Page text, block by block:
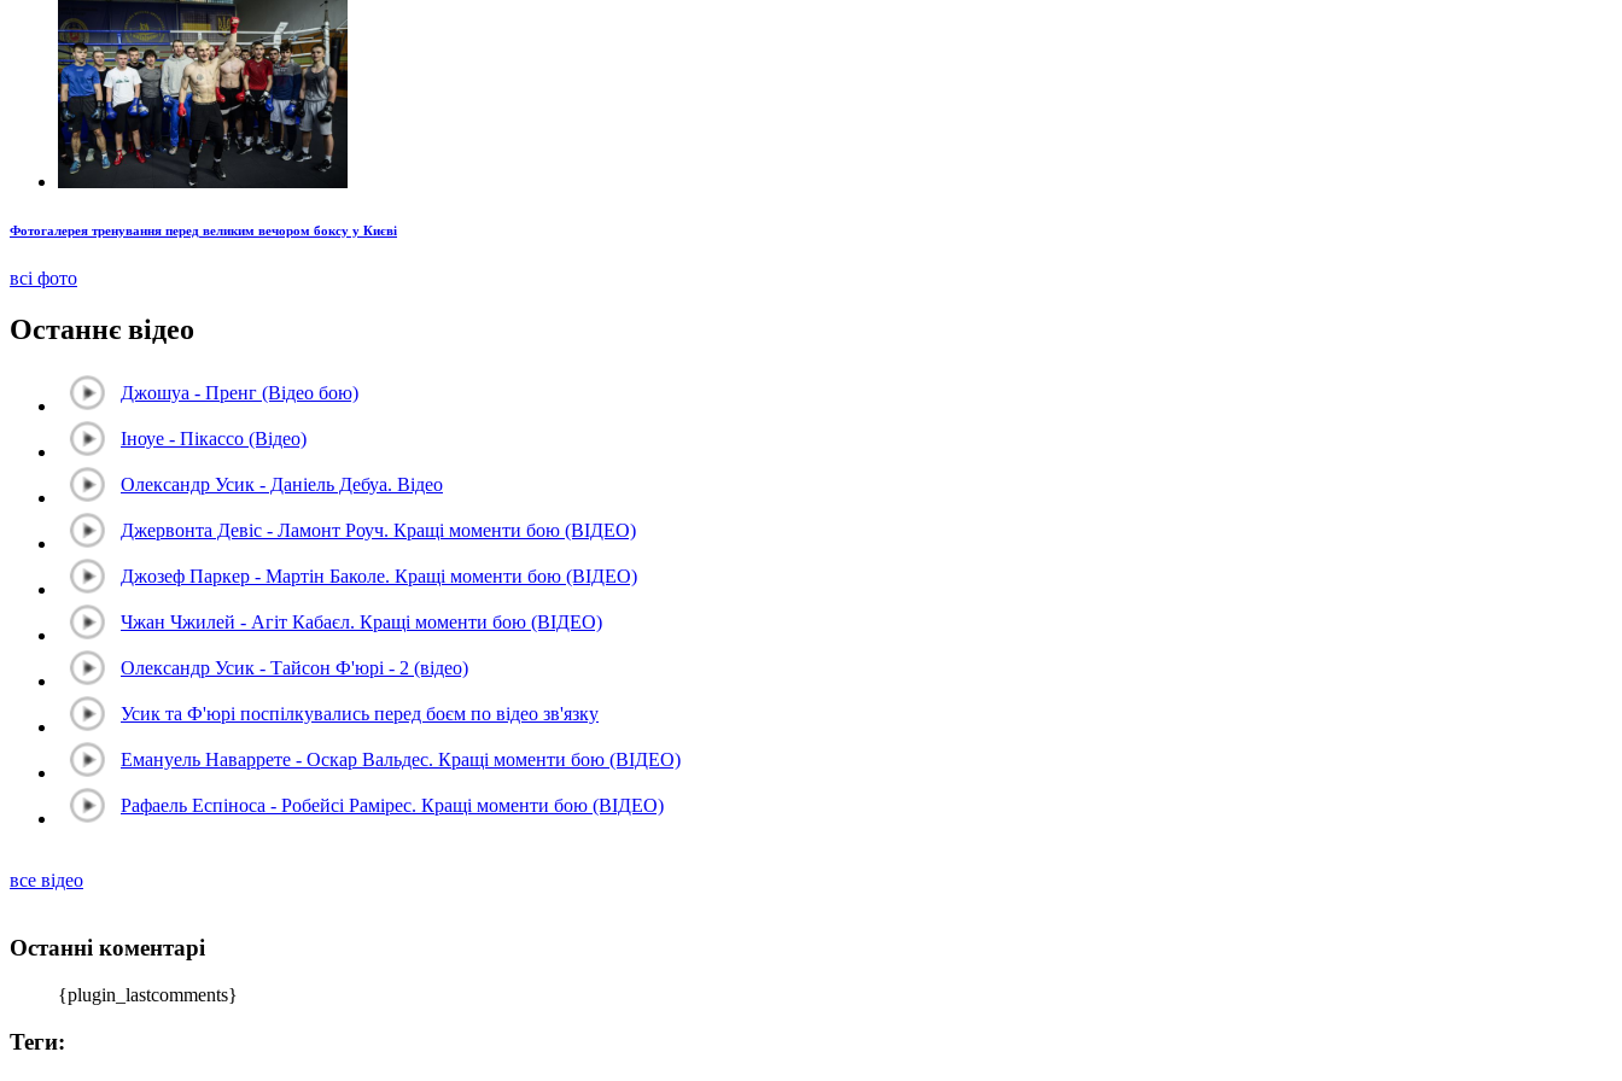
Фотогалерея тренування перед великим вечором боксу у Києві
всі фото
Останнє відео
Джошуа - Пренг (Відео бою)
Іноуе - Пікассо (Відео)
Олександр Усик - Даніель Дебуа. Відео
Джервонта Девіс - Ламонт Роуч. Кращі моменти бою (ВІДЕО)
Джозеф Паркер - Мартін Баколе. Кращі моменти бою (ВІДЕО)
Чжан Чжилей - Агіт Кабаєл. Кращі моменти бою (ВІДЕО)
Олександр Усик - Тайсон Ф'юрі - 2 (відео)
Усик та Ф'юрі поспілкувались перед боєм по відео зв'язку
Емануель Наваррете - Оскар Вальдес. Кращі моменти бою (ВІДЕО)
Рафаель Еспіноса - Робейсі Рамірес. Кращі моменти бою (ВІДЕО)
все відео
Останні коментарі
{plugin_lastcomments}
Теги: